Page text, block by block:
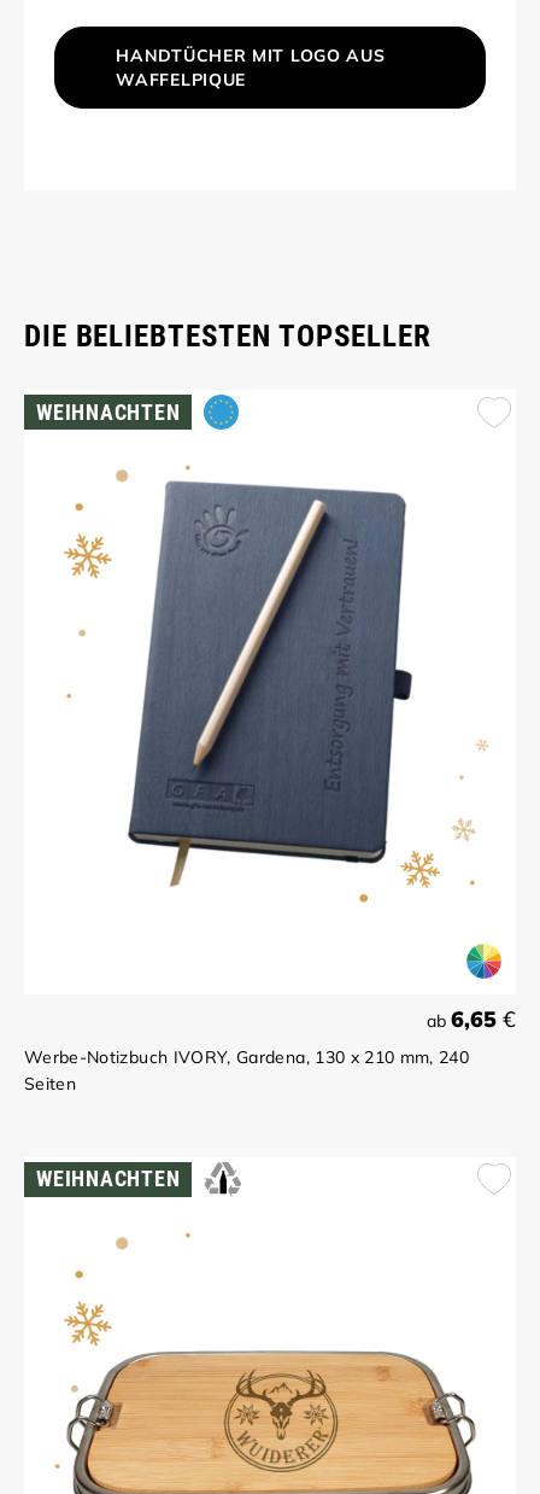
HANDTÜCHER MIT LOGO AUS
WAFFELPIQUE
DIE BELIEBTESTEN TOPSELLER
WEIHNACHTEN
ab 6,65 €
Werbe-Notizbuch IVORY, Gardena, 130 x 210 mm, 240
Seiten
WEIHNACHTEN